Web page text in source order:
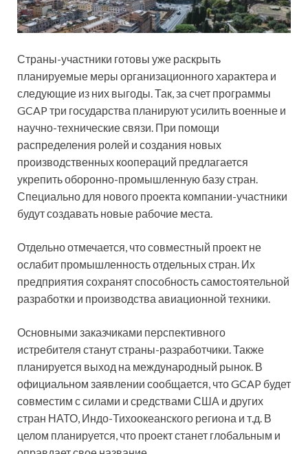
Страны-участники готовы уже раскрыть
планируемые меры организационного характера и
следующие из них выгоды. Так, за счет программы
GCAP три государства планируют усилить военные и
научно-технические связи. При помощи
распределения ролей и создания новых
производственных коопераций предлагается
укрепить оборонно-промышленную базу стран.
Специально для нового проекта компании-участники
будут создавать новые рабочие места.
Отдельно отмечается, что совместный проект не
ослабит промышленность отдельных стран. Их
предприятия сохранят способность самостоятельной
разработки и производства авиационной техники.
Основными заказчиками перспективного
истребителя станут страны-разработчики. Также
планируется выход на международный рынок. В
официальном заявлении сообщается, что GCAP будет
совместим с силами и средствами США и других
стран НАТО, Индо-Тихоокеанского региона и т.д. В
целом планируется, что проект станет глобальным и